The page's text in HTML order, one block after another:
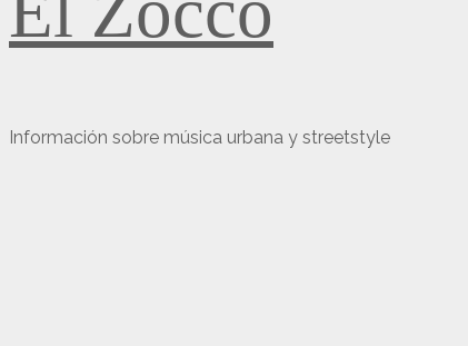
Información sobre música urbana y streetstyle